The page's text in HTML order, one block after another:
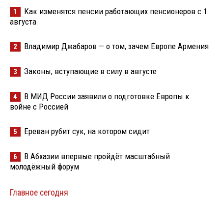
1
Как изменятся пенсии работающих пенсионеров с 1
августа
2 Владимир Джабаров — о том, зачем Европе Армения
3 Законы, вступающие в силу в августе
4
В МИД России заявили о подготовке Европы к
войне с Россией
5 Ереван рубит сук, на котором сидит
6
В Абхазии впервые пройдёт масштабный
молодёжный форум
Главное сегодня